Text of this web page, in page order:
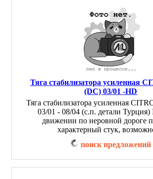
Тяга стабилизатора усиленная
(DC) 03/01 -HD
Тяга стабилизатора усиленная
03/01 - 08/04 (с.п. детали
движении по неровной дороге
характерный стук,
поиск предложений